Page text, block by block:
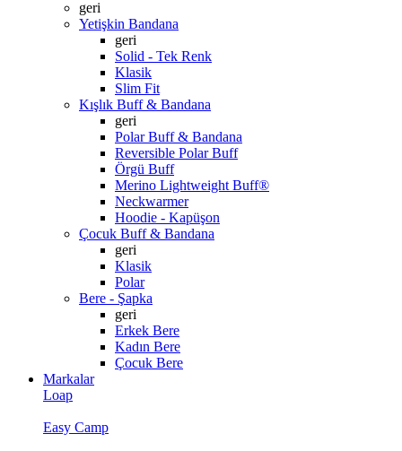
geri
Yetişkin Bandana
geri
Solid - Tek Renk
Klasik
Slim Fit
Kışlık Buff & Bandana
geri
Polar Buff & Bandana
Reversible Polar Buff
Örgü Buff
Merino Lightweight Buff®
Neckwarmer
Hoodie - Kapüşon
Çocuk Buff & Bandana
geri
Klasik
Polar
Bere - Şapka
geri
Erkek Bere
Kadın Bere
Çocuk Bere
Markalar
Loap
Easy Camp